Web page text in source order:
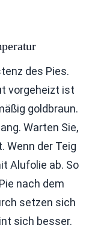
des Pies.
vorgeheizt ist
goldbraun.
Warten Sie,
Wenn der Teig
Alufolie ab. So
nach dem
setzen sich
sich besser.